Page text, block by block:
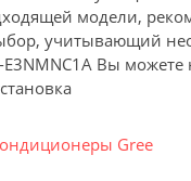
модели,
учитывающий
Вы
Gree